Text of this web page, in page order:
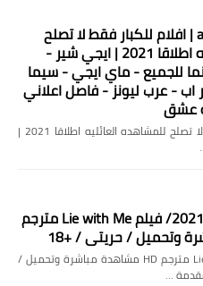
ثمن و موعد
افلامكو - aflamco | افلام للكبار فقط لا تصلح
للمشاهده العائليه اطلاقا 2021 | ايجي شير -
للجميع - ماي ايجي - سيما
- عرب ليونز - فاصل اعلاني
عشق
افلامكو - aflamco | افلام للكبار فقط لا تصلح للمشاهده العائليه اطلاقا 2021 |
أفلام للكبار فقط 2021/ فيلم Lie with Me مترجم
أفلام للكبار فقط 2021/ فيلم Lie with Me مترجم HD مشاهدة مباشرة وتحميل /